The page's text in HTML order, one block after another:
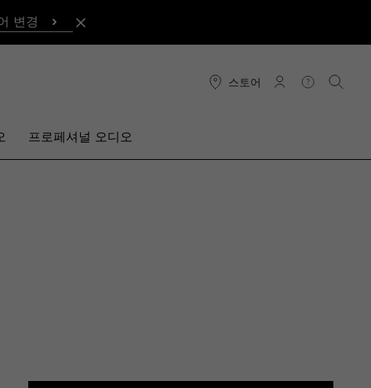
변경
스토어
연결 도움말검색
프로페셔널 오디오